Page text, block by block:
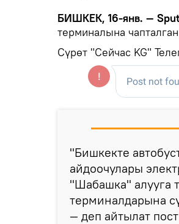
БИШКЕК, 16-янв. —
терминалына
Сүрөт "Сейчас KG"
"Бишкекте
айдоочулары
"Шабашка" алууга
терминалдарына
— деп айтылат